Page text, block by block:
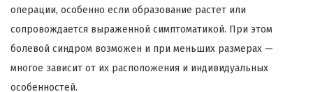
операции, особенно если образование растет или
сопровождается выраженной симптоматикой. При этом
болевой синдром возможен и при меньших размерах —
многое зависит от их расположения и индивидуальных
особенностей.